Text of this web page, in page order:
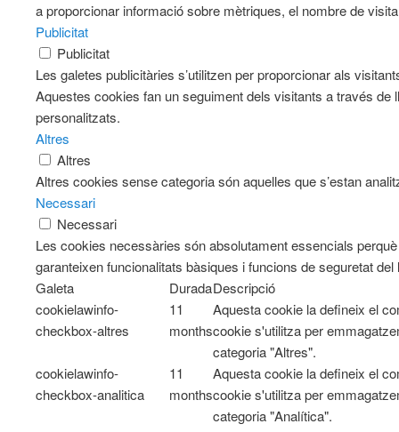
a proporcionar informació sobre mètriques, el nombre de
Publicitat
Publicitat
Les galetes publicitàries s’utilitzen per proporcionar als
Aquestes cookies fan un seguiment dels visitants a través
personalitzats.
Altres
Altres
Altres cookies sense categoria són aquelles que s’estan
Necessari
Necessari
Les cookies necessàries són absolutament essencials
garanteixen funcionalitats bàsiques i funcions de seguretat
Galeta
DuradaDescripció
cookielawinfo-
checkbox-altres
11
months
Aquesta cookie la defineix el
cookie s'utilitza per
categoria "Altres".
cookielawinfo-
checkbox-analitica
11
months
Aquesta cookie la defineix el
cookie s'utilitza per
categoria "Analítica".